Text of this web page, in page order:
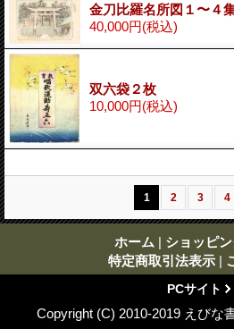
金刀比羅名所図１〜４
40,000円(税込)
双六袋２枚
10,000円(税込)
1 2 3 4
ホーム | ショッピ
特定商取引法表示 |
PCサイト
Copyright (C) 2010-2019 えびな